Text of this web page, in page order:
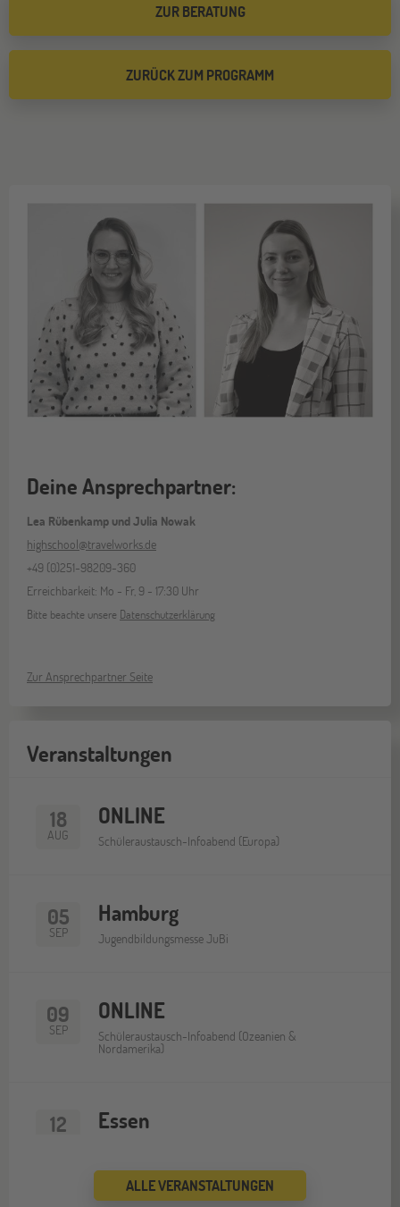
ZUR BERATUNG
ZURÜCK ZUM PROGRAMM
Deine Ansprechpartner:
Lea Rübenkamp und Julia Nowak
highschool@travelworks.de
+49 (0)251-98209-360
Erreichbarkeit: Mo - Fr, 9 - 17:30 Uhr
Bitte beachte unsere Datenschutzerklärung
Zur Ansprechpartner Seite
Veranstaltungen
18
AUG
ONLINE
Schüleraustausch-Infoabend (Europa)
05
SEP
Hamburg
Jugendbildungsmesse JuBi
09
SEP
ONLINE
Schüleraustausch-Infoabend (Ozeanien &
Nordamerika)
12 Essen
ALLE VERANSTALTUNGEN